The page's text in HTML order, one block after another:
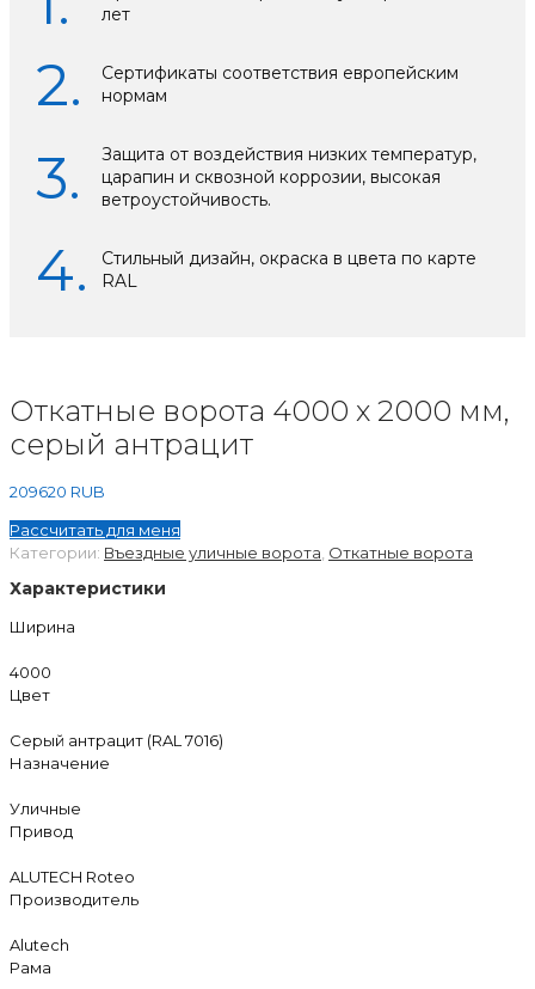
лет
Сертификаты соответствия европейским
нормам
Защита от воздействия низких температур,
царапин и сквозной коррозии, высокая
ветроустойчивость.
Стильный дизайн, окраска в цвета по карте
RAL
Откатные ворота 4000 х 2000 мм,
серый антрацит
209620 RUB
Рассчитать для меня
Категории: Въездные уличные ворота Откатные ворота
Характеристики
Ширина
4000
Цвет
Серый антрацит (RAL 7016)
Назначение
Уличные
Привод
ALUTECH Roteo
Производитель
Alutech
Рама